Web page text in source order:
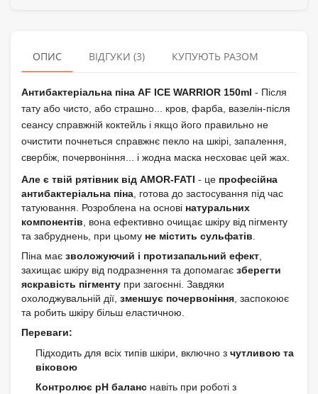
ОПИС ВІДГУКИ (3) КУПУЮТЬ РАЗОМ
Антибактеріальна піна AF ICE WARRIOR 150ml - Після
тату або чисто, або страшно... кров, фарба, вазелін-після
сеансу справжній коктейль і якщо його правильно не
очистити почнеться справжнє пекло на шкірі, запалення,
свербіж, почервоніння... і жодна маска несховає цей жах.
Але є твій рятівник від AMOR-FATI - це професійна
антибактеріальна піна , готова до застосування під час
татуювання. Розроблена на основі натуральних
компонентів , вона ефективно очищає шкіру від пігменту
та забруднень, при цьому не містить сульфатів
Піна має зволожуючий і протизапальний ефект
захищає шкіру від подразнення та допомагає зберегти
яскравість пігменту при загоєнні. Завдяки
охолоджувальній дії, зменшує почервоніння , заспокоює
та робить шкіру більш еластичною.
Переваги:
Підходить для всіх типів шкіри, включно з чутливою та
віковою
Контролює pH баланс навіть при роботі з